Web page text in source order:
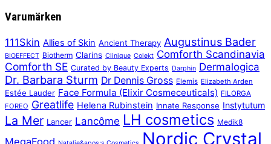
Varumärken
111Skin Allies of Skin Ancient Therapy Augustinus Bader
BIOEFFECT Biotherm Clarins Clinique Colekt Comforth Scandinavia
Comforth SE Curated by Beauty Experts Darphin Dermalogica
Dr. Barbara Sturm Dr Dennis Gross Elemis Elizabeth Arden
Estée Lauder Face Formula (Elixir Cosmeceuticals) FILORGA
FOREO Greatlife Helena Rubinstein Innate Response Instytutum
La Mer Lancer Lancôme LH cosmetics Medik8
MegaFood Nordic Crystal